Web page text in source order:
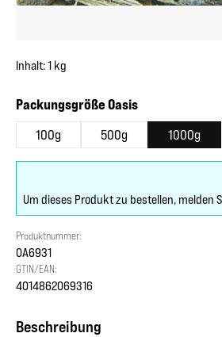
Inhalt:1 kg
Packungsgröße Oasisauswählen
100g 500g 1000g
Um dieses Produkt zu bestellen, melden
Produktnummer:
OA6931
GTIN/EAN:
4014862069316
Beschreibung